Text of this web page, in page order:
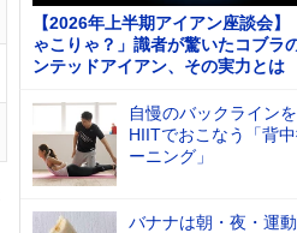
【2026年上半期アイアン座談会】
ゃこりゃ？」識者が驚いたコブラ
ンテッドアイアン、その実力とは
自慢のバックラインを
HIITでおこなう「背
ーニング」
バナナは朝・夜・運